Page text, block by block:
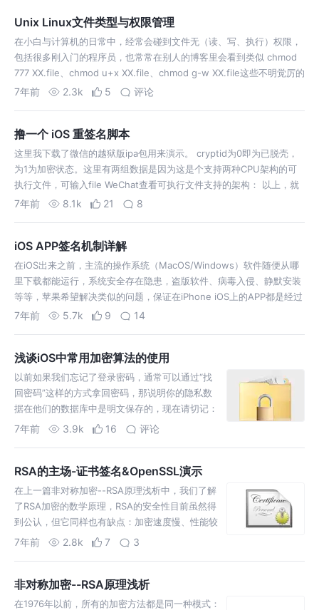
Unix Linux文件类型与权限管理
在小白与计算机的日常中，经常会碰到文件无（读、写、执行）权限，
包括很多刚入门的程序员，也常常在别人的博客里会看到类似 chmod
777 XX.file、chmod u+x XX.file、chmod g-w XX.file这些不明觉厉的
命令，今天来帮还不清楚的童鞋科普一下，电…
7年前 2.3k 5 评论
撸一个 iOS 重签名脚本
这里我下载了微信的越狱版ipa包用来演示。 cryptid为0即为已脱壳，
为1为加密状态。这里有两组数据是因为这是个支持两种CPU架构的可
执行文件，可输入file WeChat查看可执行文件支持的架构： 以上，就
是通过命令行一步步的实现应用重签名。 现在，将你要重签名的ipa
7年前 8.1k 21 8
iOS APP签名机制详解
在iOS出来之前，主流的操作系统（MacOS/Windows）软件随便从哪
里下载都能运行，系统安全存在隐患，盗版软件、病毒入侵、静默安装
等等，苹果希望解决类似的问题，保证在iPhone iOS上的APP都是经过
苹果官方允许的，怎样保证呢？就是通过代码签名。 如果要实现验证，
7年前 5.7k 9 14
浅谈iOS中常用加密算法的使用
以前如果我们忘记了登录密码，通常可以通过“找
回密码”这样的方式拿回密码，那说明你的隐私数
据在他们的数据库中是明文保存的，现在请切记：
如果哪个平台还有这样的方式请立刻马上注销你的
或可逆的东西，…
7年前 3.9k 16 评论
RSA的主场-证书签名&OpenSSL演示
在上一篇非对称加密--RSA原理浅析中，我们了解
了RSA加密的数学原理，RSA的安全性目前虽然得
到公认，但它同样也有缺点：加密速度慢、性能较
低，不适合对大文件直接做加密，需要加密的原始
7年前 2.8k 7 3
非对称加密--RSA原理浅析
在1976年以前，所有的加密方法都是同一种模式：